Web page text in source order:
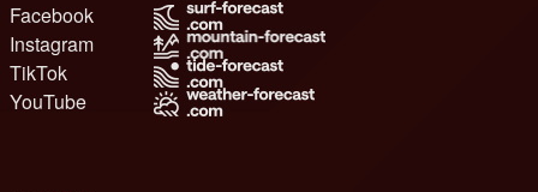
Facebook
Instagram
TikTok
YouTube